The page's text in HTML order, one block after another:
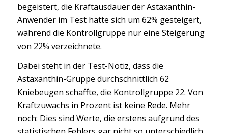
begeistert, die Kraftausdauer der Astaxanthin-
Anwender im Test hätte sich um 62% gesteigert,
während die Kontrollgruppe nur eine Steigerung
von 22% verzeichnete.
Dabei steht in der Test-Notiz, dass die
Astaxanthin-Gruppe durchschnittlich 62
Kniebeugen schaffte, die Kontrollgruppe 22. Von
Kraftzuwachs in Prozent ist keine Rede. Mehr
noch: Dies sind Werte, die erstens aufgrund des